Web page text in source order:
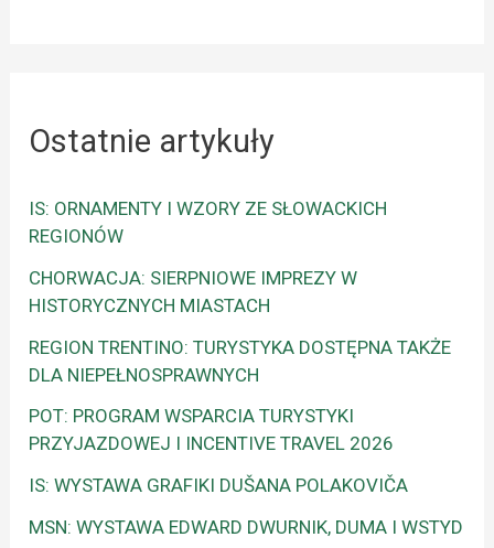
Ostatnie artykuły
IS: ORNAMENTY I WZORY ZE SŁOWACKICH
REGIONÓW
CHORWACJA: SIERPNIOWE IMPREZY W
HISTORYCZNYCH MIASTACH
REGION TRENTINO: TURYSTYKA DOSTĘPNA TAKŻE
DLA NIEPEŁNOSPRAWNYCH
POT: PROGRAM WSPARCIA TURYSTYKI
PRZYJAZDOWEJ I INCENTIVE TRAVEL 2026
IS: WYSTAWA GRAFIKI DUŠANA POLAKOVIČA
MSN: WYSTAWA EDWARD DWURNIK, DUMA I WSTYD